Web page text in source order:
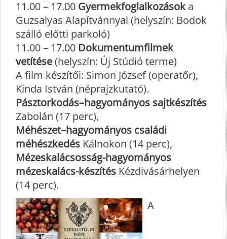
11.00 – 17.00 Gyermekfoglalkozásoka
Guzsalyas Alapítvánnyal (helyszín: Bodok
szálló előtti parkoló)
11.00 – 17.00 Dokumentumfilmek
vetítése(helyszín: Új Stúdió terme)
A film készítői: Simon József (operatőr),
Kinda István (néprajzkutató).
Pásztorkodás–hagyományos sajtkészítés
Zabolán (17 perc),
Méhészet–hagyományos családi
méhészkedés Kálnokon (14 perc),
Mézeskalácsosság-hagyományos
mézeskalács-készítés Kézdivásárhelyen
(14 perc).
A